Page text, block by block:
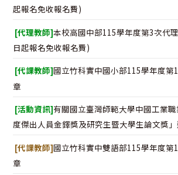
起報名免收報名費)
[代理教師]本校高國中部115學年度第3次代
日起報名免收報名費)
[代課教師]國立竹科實中國小部115學年度第
章
[活動資訊]有關國立臺灣師範大學中國工業
度傑出人員金鐸獎及研究生暨大學生論文獎」
[代課教師]國立竹科實中雙語部115學年度第
章